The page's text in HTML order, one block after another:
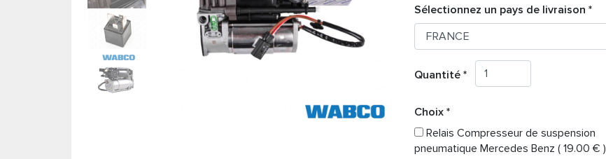
Sélectionnez un pays de livraison *
Quantité *
Choix *
Relais Compresseur de suspension
pneumatique Mercedes Benz ( 19.00 € )